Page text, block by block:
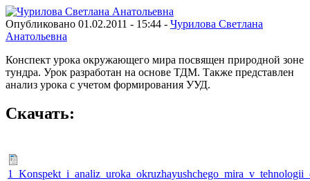
Опубликовано 01.02.2011 - 15:44 - Чурилова Светлана
Анатольевна
Конспект урока окружающего мира посвящен природной зоне
тундра. Урок разработан на основе ТДМ. Также представлен
анализ урока с учетом формирования УУД.
Скачать: